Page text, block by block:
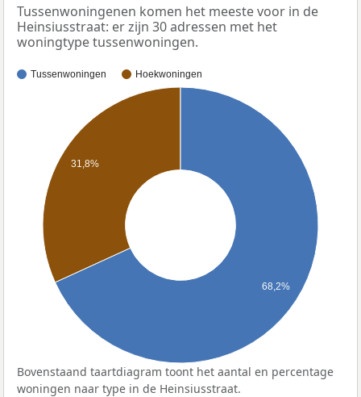
Tussenwoningenen komen het meeste voor in de
Heinsiusstraat: er zijn 30 adressen met het
woningtype tussenwoningen.
Tussenwoningen Hoekwoningen
31,8%
68,2%
Bovenstaand taartdiagram toont het aantal en percentage
woningen naar type in de Heinsiusstraat.